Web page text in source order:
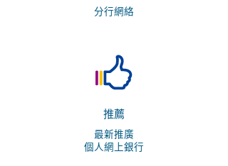
分行網絡
推薦
最新推廣
個人網上銀行